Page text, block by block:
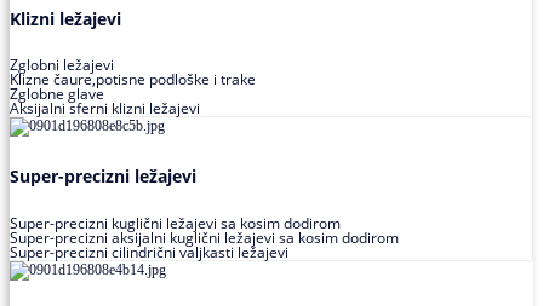
Klizni ležajevi
Zglobni ležajevi
Klizne čaure,potisne podloške i trake
Zglobne glave
Aksijalni sferni klizni ležajevi
Super-precizni ležajevi
Super-precizni kuglični ležajevi sa kosim dodirom
Super-precizni aksijalni kuglični ležajevi sa kosim dodirom
Super-precizni cilindrični valjkasti ležajevi